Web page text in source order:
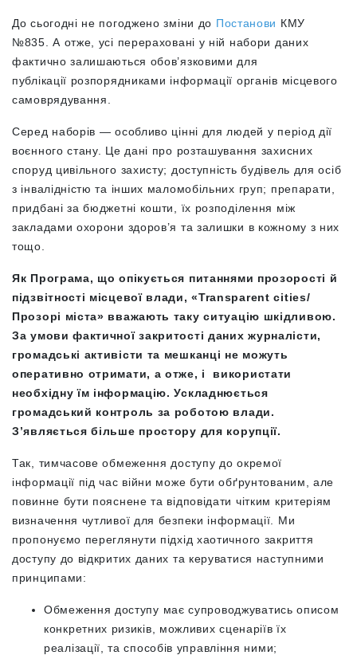
До сьогодні не погоджено зміни до Постанови КМУ
№835. А отже, усі перераховані у ній набори даних
фактично залишаються обов’язковими для
публікації розпорядниками інформації органів місцевого
самоврядування.
Серед наборів — особливо цінні для людей у період дії
воєнного стану. Це дані про розташування захисних
споруд цивільного захисту; доступність будівель для осіб
з інвалідністю та інших маломобільних груп; препарати,
придбані за бюджетні кошти, їх розподілення між
закладами охорони здоров’я та залишки в кожному з них
тощо.
Як Програма, що опікується питаннями прозорості й
підзвітності місцевої влади, «Transparent cities/
Прозорі міста» вважають таку ситуацію шкідливою.
За умови фактичної закритості даних журналісти,
громадські активісти та мешканці не можуть
оперативно отримати, а отже, і використати
необхідну їм інформацію. Ускладнюється
громадський контроль за роботою влади.
З’являється більше простору для корупції.
Так, тимчасове обмеження доступу до окремої
інформації під час війни може бути обґрунтованим, але
повинне бути пояснене та відповідати чітким критеріям
визначення чутливої для безпеки інформації. Ми
пропонуємо переглянути підхід хаотичного закриття
доступу до відкритих даних та керуватися наступними
принципами:
Обмеження доступу має супроводжуватись описом
конкретних ризиків, можливих сценаріїв їх
реалізації, та способів управління ними;